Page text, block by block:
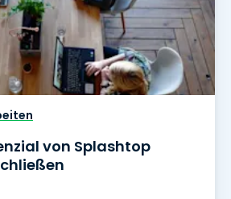
von Splashtop